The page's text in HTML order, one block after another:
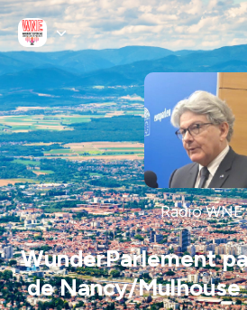
Radio WNE
WunderParlement
de Nancy/